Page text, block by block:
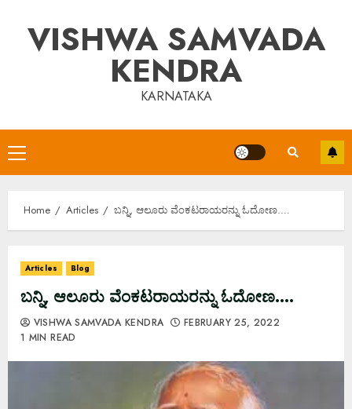
contentVISHWA SAMVADA
KENDRA
KARNATAKA
Primary
Menu
Home Articles ಬನ್ನಿ, ಆಲೂರು ವೆಂಕಟರಾಯರನ್ನು ಓದೋಣ.‌‌‌…
Articles Blog
ಬನ್ನಿ, ಆಲೂರು ವೆಂಕಟರಾಯರನ್ನು ಓದೋಣ.‌‌‌…
VISHWA SAMVADA KENDRA
FEBRUARY 25, 2022
1 MIN READ